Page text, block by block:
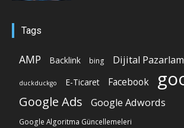
Tags
AMP Backlink bing Dijital
duckduckgo E-Ticaret Facebook
Google Ads Google Adwords
Google Algoritma Güncellemeleri